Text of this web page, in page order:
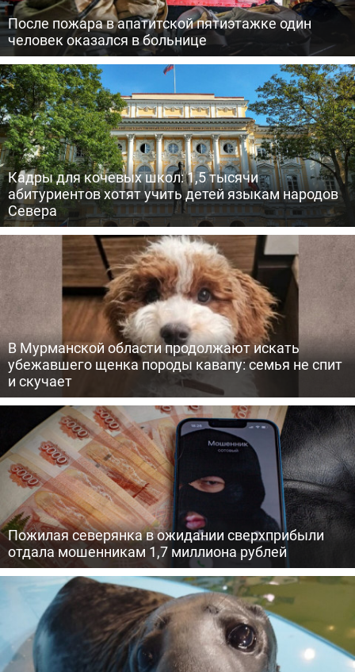
После пожара в апатитской пятиэтажке один
человек оказался в больнице
Кадры для кочевых школ: 1,5 тысячи
абитуриентов хотят учить детей языкам народов
Севера
В Мурманской области продолжают искать
убежавшего щенка породы кавапу: семья не спит
и скучает
Пожилая северянка в ожидании сверхприбыли
отдала мошенникам 1,7 миллиона рублей